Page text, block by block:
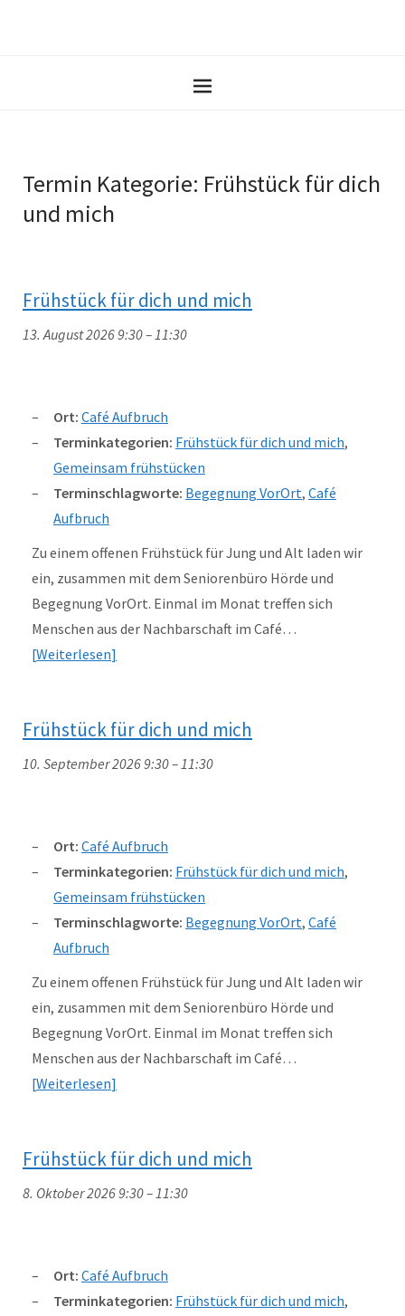
Termin Kategorie: Frühstück für dich
und mich
Frühstück für dich und mich
13. August 2026 9:30–11:30
Ort: Café Aufbruch
Terminkategorien: Frühstück für dich und mich,
Gemeinsam frühstücken
Terminschlagworte: Begegnung VorOrt, Café
Aufbruch
Zu einem offenen Frühstück für Jung und Alt laden wir
ein, zusammen mit dem Seniorenbüro Hörde und
Begegnung VorOrt. Einmal im Monat treffen sich
Menschen aus der Nachbarschaft im Café…
Weiterlesen
Frühstück für dich und mich
10. September 2026 9:30–11:30
Ort: Café Aufbruch
Terminkategorien: Frühstück für dich und mich,
Gemeinsam frühstücken
Terminschlagworte: Begegnung VorOrt, Café
Aufbruch
Zu einem offenen Frühstück für Jung und Alt laden wir
ein, zusammen mit dem Seniorenbüro Hörde und
Begegnung VorOrt. Einmal im Monat treffen sich
Menschen aus der Nachbarschaft im Café…
Weiterlesen
Frühstück für dich und mich
8. Oktober 2026 9:30–11:30
Ort: Café Aufbruch
Terminkategorien: Frühstück für dich und mich,